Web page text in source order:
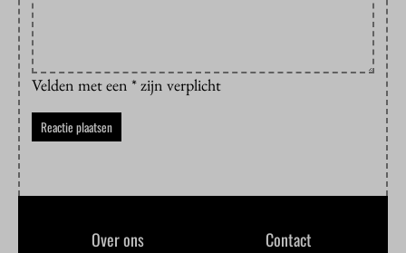
Velden met een * zijn verplicht
Over ons Contact